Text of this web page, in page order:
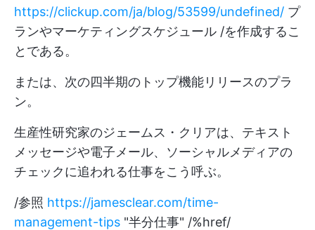
https://clickup.com/ja/blog/53599/undefined/ プ
ランやマーケティングスケジュール /を作成するこ
とである。
または、次の四半期のトップ機能リリースのプラ
ン。
生産性研究家のジェームス・クリアは、テキスト
メッセージや電子メール、ソーシャルメディアの
チェックに追われる仕事をこう呼ぶ。
/参照 https://jamesclear.com/time-
management-tips "半分仕事" /%href/